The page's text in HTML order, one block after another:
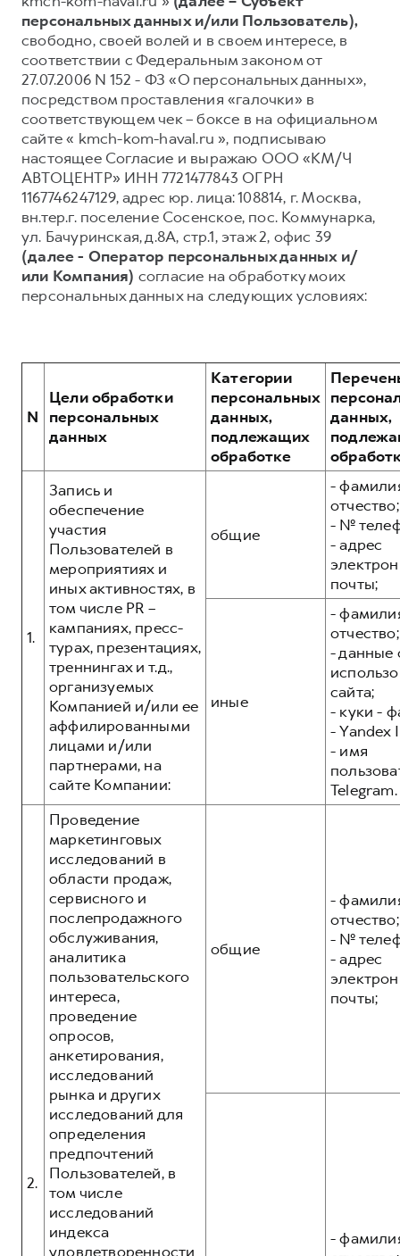
DARGO DARGO X
от 3 499 000 ₽
F7
от 2 899 000 ₽
F7X
от 3 599 000 ₽
Тест-драйв
Трейд-ин
КРЕДИТ И СТРАХОВАНИЕ
Кредитный калькулятор
Страхование
Кредит
КОРПОРАТИВНЫМ КЛИЕНТАМ
Для малого бизнеса
Система управления автопарком
Сервис для корпоративных клиентов
HAVAL Лизинг
АКСЕССУАРЫ HAVAL
Автомобильные аксессуары
Коллекция CITY
Коллекция Базовая
Коллекция Детская
СЕРВИСНОЕ ОБСЛУЖИВАНИЕ
Нулевое ТО
Программа «Помощь на дороге»
Регламенты технического обслуживания
Электронный ПТС
ПОДДЕРЖКА
GWM Безопасность
Гарантия HAVAL
Мобильное приложение GWM
АКСЕССУАРЫ HAVAL
Автомобильные аксессуары
Коллекция CITY
Коллекция Базовая
Коллекция Детская
О дилере
Наша команда
Контакты
персональных данных и/или Пользователь),
свободно, своей волей и в своем интересе, в
соответствии с Федеральным законом от
27.07.2006 N 152 - ФЗ «О персональных данных»,
посредством проставления «галочки» в
соответствующем чек – боксе в на официальном
сайте « kmch-kom-haval.ru », подписываю
настоящее Согласие и выражаю ООО «КМ/Ч
АВТОЦЕНТР» ИНН 7721477843 ОГРН
1167746247129, адрес юр. лица: 108814, г. Москва,
вн.тер.г. поселение Сосенское, пос. Коммунарка,
ул. Бачуринская, д.8А, стр.1, этаж 2, офис 39
(далее - Оператор персональных данных и/
или Компания) согласие на обработку моих
персональных данных на следующих условиях:
N
Цели обработки
персональных
данных
Категории
персональных
данных,
подлежащих
обработке
данных,
1.
Запись и
обеспечение
участия
Пользователей в
мероприятиях и
иных активностях, в
том числе PR –
кампаниях, пресс-
турах, презентациях,
треннингах и т.д.,
организуемых
Компанией и/или ее
аффилированными
лицами и/или
партнерами, на
сайте Компании:
общие
-
отчество;
- №
- адрес
почты;
иные
-
отчество;
- данные
сайта;
- куки -
- Yandex
- имя
Telegram.
2.
Проведение
маркетинговых
исследований в
области продаж,
сервисного и
послепродажного
обслуживания,
аналитика
пользовательского
интереса,
проведение
опросов,
анкетирования,
исследований
рынка и других
исследований для
определения
предпочтений
Пользователей, в
том числе
исследований
индекса
удовлетворенности
общие
-
отчество;
- №
- адрес
почты;
-